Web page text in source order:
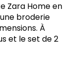
Zara Home en
broderie
À
et le set de 2